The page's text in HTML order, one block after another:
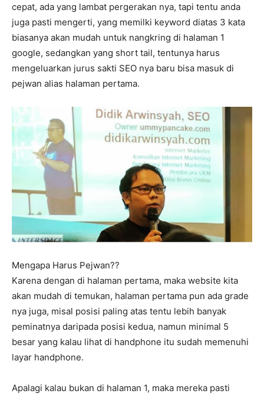
cepat, ada yang lambat pergerakan nya, tapi tentu anda
juga pasti mengerti, yang memilki keyword diatas 3 kata
biasanya akan mudah untuk nangkring di halaman 1
google, sedangkan yang short tail, tentunya harus
mengeluarkan jurus sakti SEO nya baru bisa masuk di
pejwan alias halaman pertama.
Mengapa Harus Pejwan??
Karena dengan di halaman pertama, maka website kita
akan mudah di temukan, halaman pertama pun ada grade
nya juga, misal posisi paling atas tentu lebih banyak
peminatnya daripada posisi kedua, namun minimal 5
besar yang kalau lihat di handphone itu sudah memenuhi
layar handphone.
Apalagi kalau bukan di halaman 1, maka mereka pasti